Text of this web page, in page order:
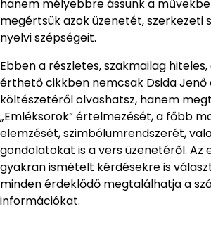
hanem mélyebbre ássunk a
megértsük azok üzenetét, szerkezeti
nyelvi szépségeit.
Ebben a részletes, szakmailag
érthető cikkben nemcsak Dsida Jenő
költészetéről olvashatsz, hanem
„Emléksorok” értelmezését, a főbb
elemzését, szimbólumrendszerét,
gondolatokat is a vers üzenetéről. Az
gyakran ismételt kérdésekre is
minden érdeklődő megtalálhatja a
információkat.